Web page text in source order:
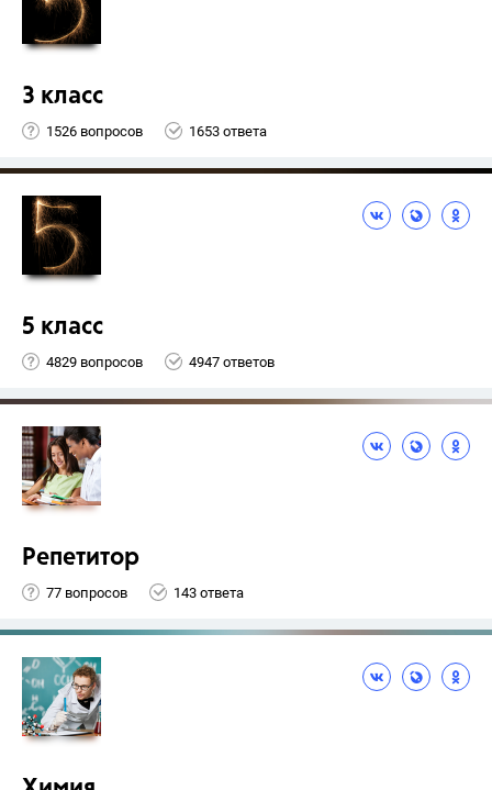
3 класс
1526 вопросов 1653 ответа
5 класс
4829 вопросов 4947 ответов
Репетитор
77 вопросов 143 ответа